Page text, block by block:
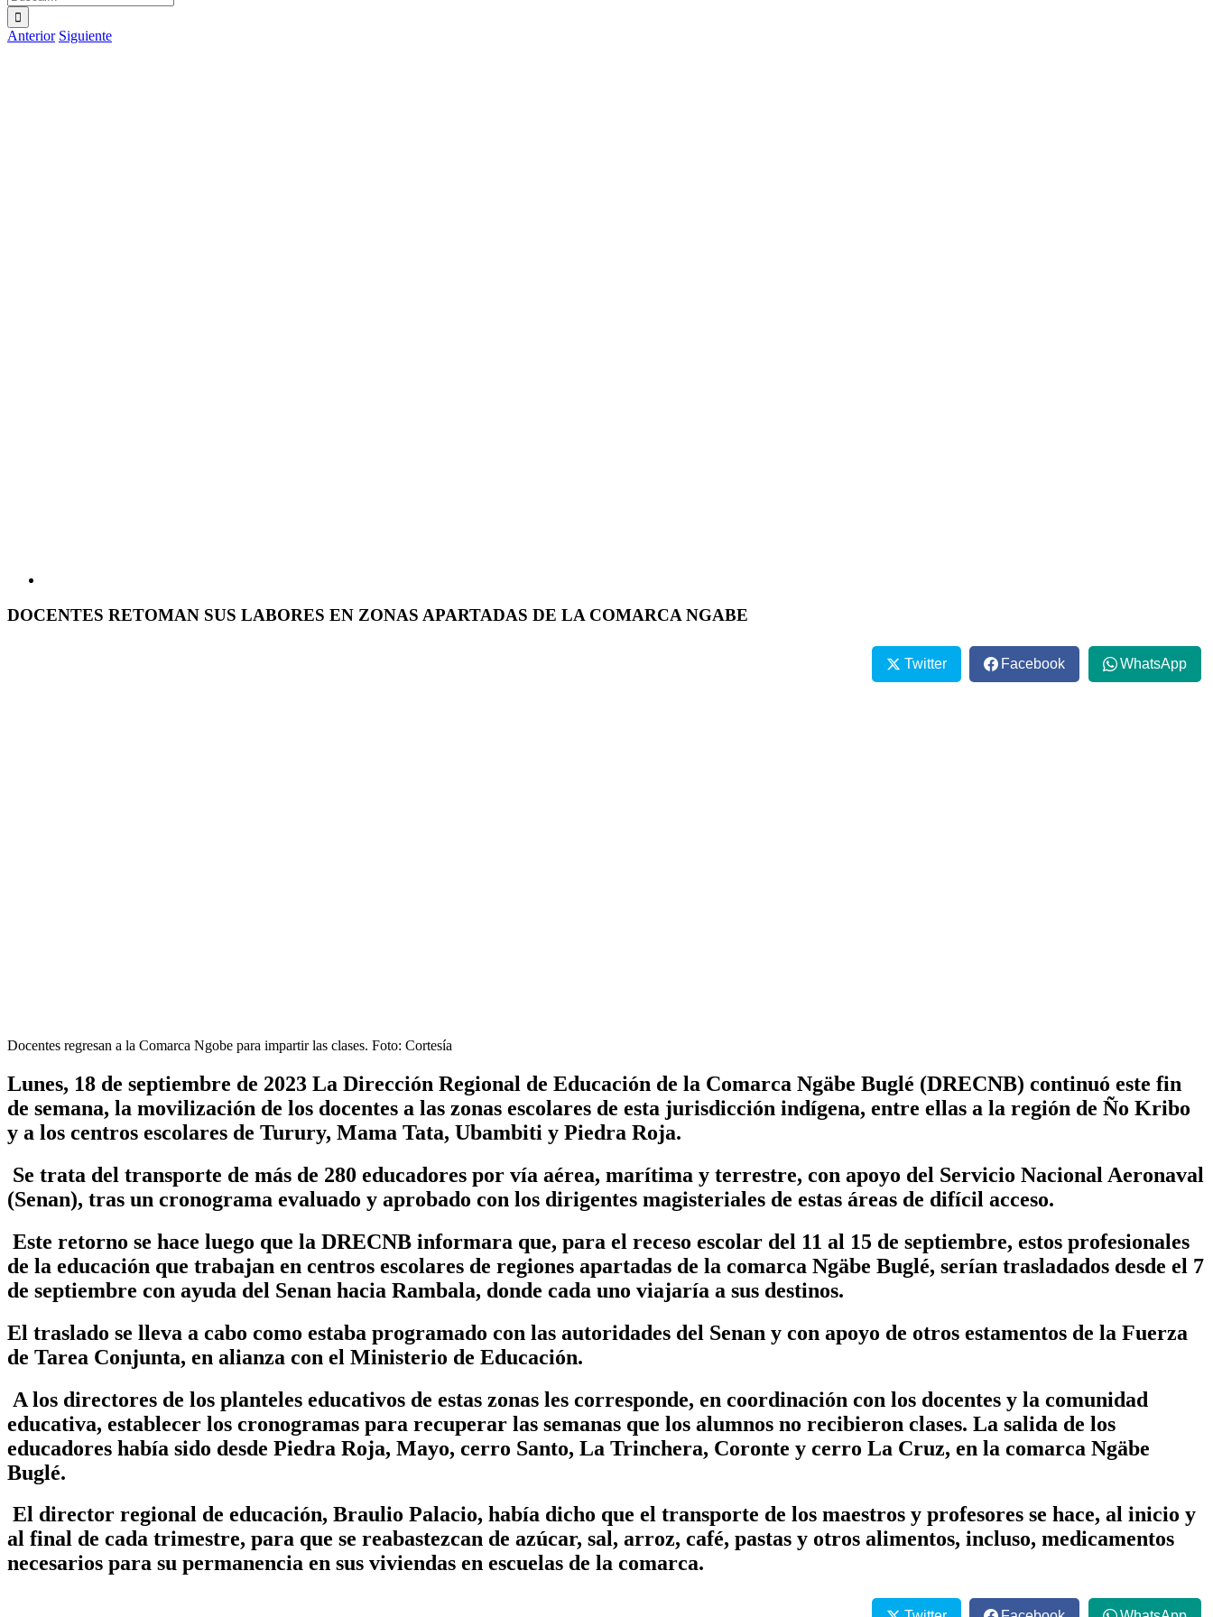
Anterior Siguiente
DOCENTES RETOMAN SUS LABORES EN ZONAS APARTADAS DE LA COMARCA NGABE
Twitter Facebook WhatsApp
Docentes regresan a la Comarca Ngobe para impartir las clases. Foto: Cortesía
Lunes, 18 de septiembre de 2023 La Dirección Regional de Educación de la Comarca Ngäbe Buglé (DRECNB) continuó este fin
de semana, la movilización de los docentes a las zonas escolares de esta jurisdicción indígena, entre ellas a la región de Ño Kribo
y a los centros escolares de Turury, Mama Tata, Ubambiti y Piedra Roja.
Se trata del transporte de más de 280 educadores por vía aérea, marítima y terrestre, con apoyo del Servicio Nacional Aeronaval
(Senan), tras un cronograma evaluado y aprobado con los dirigentes magisteriales de estas áreas de difícil acceso.
Este retorno se hace luego que la DRECNB informara que, para el receso escolar del 11 al 15 de septiembre, estos profesionales
de la educación que trabajan en centros escolares de regiones apartadas de la comarca Ngäbe Buglé, serían trasladados desde el 7
de septiembre con ayuda del Senan hacia Rambala, donde cada uno viajaría a sus destinos.
El traslado se lleva a cabo como estaba programado con las autoridades del Senan y con apoyo de otros estamentos de la Fuerza
de Tarea Conjunta, en alianza con el Ministerio de Educación.
A los directores de los planteles educativos de estas zonas les corresponde, en coordinación con los docentes y la comunidad
educativa, establecer los cronogramas para recuperar las semanas que los alumnos no recibieron clases. La salida de los
educadores había sido desde Piedra Roja, Mayo, cerro Santo, La Trinchera, Coronte y cerro La Cruz, en la comarca Ngäbe
Buglé.
El director regional de educación, Braulio Palacio, había dicho que el transporte de los maestros y profesores se hace, al inicio y
al final de cada trimestre, para que se reabastezcan de azúcar, sal, arroz, café, pastas y otros alimentos, incluso, medicamentos
necesarios para su permanencia en sus viviendas en escuelas de la comarca.